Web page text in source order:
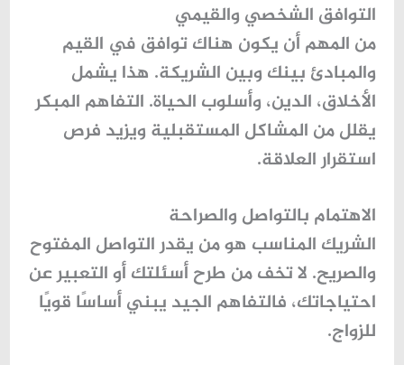
التوافق الشخصي والقيمي
من المهم أن يكون هناكتوافق في القيم
والمبادئ بينك وبين الشريكة. هذا يشمل
الأخلاق، الدين، وأسلوب الحياة. التفاهم المبكر
يقلل من المشاكل المستقبلية ويزيد فرص
استقرار العلاقة.
الاهتمام بالتواصل والصراحة
الشريك المناسب هو من يقدرالتواصل المفتوح
والصريح. لا تخف من طرح أسئلتك أو التعبير عن
احتياجاتك، فالتفاهم الجيد يبني أساسًا قويًا
للزواج.